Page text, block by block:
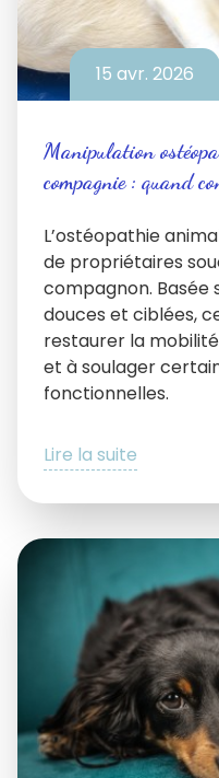
15 avr. 2026
Manipulation
compagnie : quand
L’ostéopathie
de propriétaires
compagnon. Basée
douces et ciblées,
restaurer la
et à soulager
fonctionnelles.
Lire la suite